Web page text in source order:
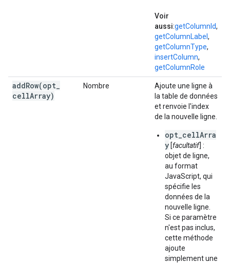
Voir
aussi:getColumnId,
getColumnLabel ,
getColumnType,
insertColumn,
getColumnRole
addRow(opt
cellArray)
Nombre
Ajoute une ligne à
la table de données
et renvoie l'index
de la nouvelle ligne.
opt_cellArra
y [facultatif] :
objet de ligne,
au format
JavaScript, qui
spécifie les
données de la
nouvelle ligne.
Si ce paramètre
n'est pas inclus,
cette méthode
ajoute
simplement une